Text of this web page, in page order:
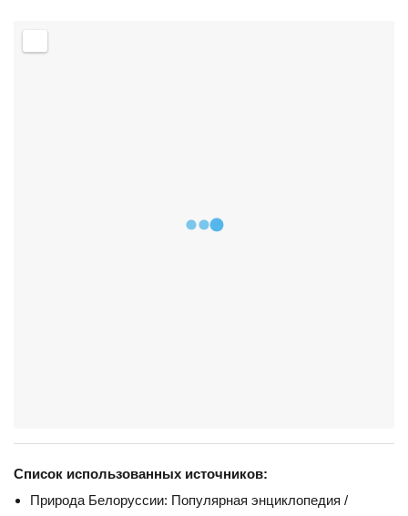
Список использованных источников:
Природа Белоруссии: Популярная энциклопедия /